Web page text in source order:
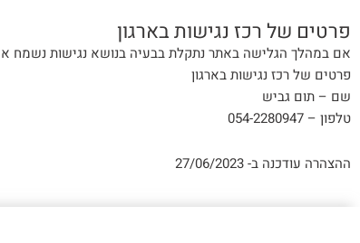
פרטים של רכז נגישות בארגון
אם במהלך הגלישה באתר נתקלת בבעיה בנושא נגישות נשמח אם
פרטים של רכז נגישות בארגון
שם – תום גביש
טלפון – 054-2280947
ההצהרה עודכנה ב- 27/06/2023